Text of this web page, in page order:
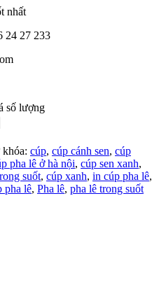
nhất
24 27 233
số lượng
cúp, cúp cánh sen, cúp
pha lê ở hà nội, cúp sen xanh,
suốt, cúp xanh, in cúp pha lê,
pha lê, Pha lê, pha lê trong suốt